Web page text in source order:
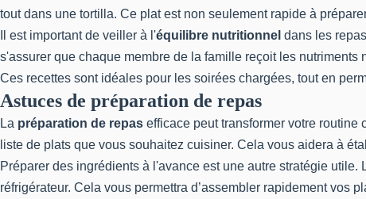
tout dans une tortilla. Ce plat est non seulement rapide à
Il est important de veiller à l'équilibre nutritionnel dans les
s'assurer que chaque membre de la famille reçoit les nutriments
Ces recettes sont idéales pour les soirées chargées, tout en
Astuces de préparation de repas
La préparation de repas efficace peut transformer votre
liste de plats que vous souhaitez cuisiner. Cela vous aidera à
Préparer des ingrédients à l'avance est une autre stratégie
réfrigérateur. Cela vous permettra d’assembler rapidement vos